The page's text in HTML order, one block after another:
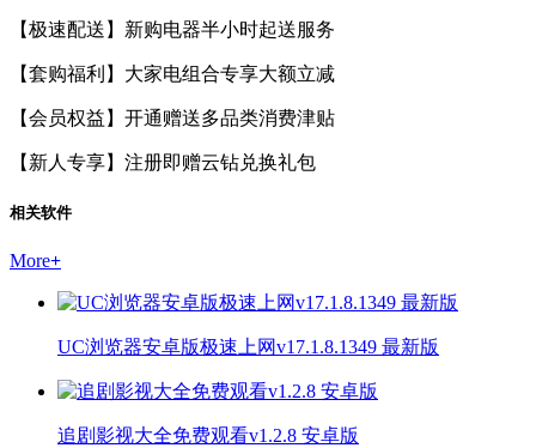
【极速配送】新购电器半小时起送服务
【套购福利】大家电组合专享大额立减
【会员权益】开通赠送多品类消费津贴
【新人专享】注册即赠云钻兑换礼包
相关软件
More+
UC浏览器安卓版极速上网v17.1.8.1349 最新版
追剧影视大全免费观看v1.2.8 安卓版